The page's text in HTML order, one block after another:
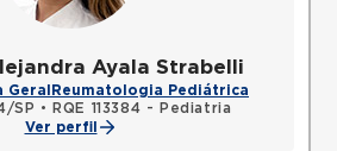
Ayala Strabelli
Geral Reumatologia Pediátrica
SP •
RQE 113384 - Pediatria
Ver perfil